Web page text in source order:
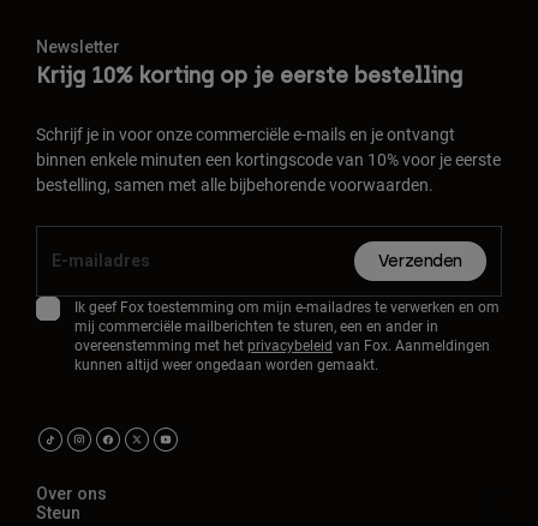
Newsletter
Krijg 10% korting op je eerste bestelling
Schrijf je in voor onze commerciële e-mails en je ontvangt
binnen enkele minuten een kortingscode van 10% voor je eerste
bestelling, samen met alle bijbehorende voorwaarden.
Verzenden
Ik geef Fox toestemming om mijn e-mailadres te verwerken en om
mij commerciële mailberichten te sturen, een en ander in
overeenstemming met het privacybeleid van Fox. Aanmeldingen
kunnen altijd weer ongedaan worden gemaakt.
Over ons
Steun